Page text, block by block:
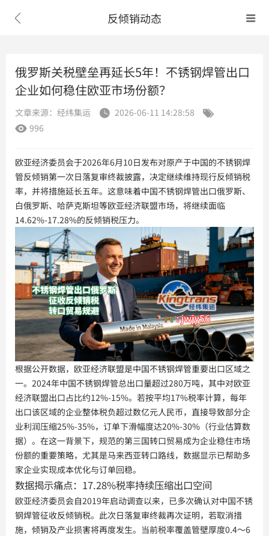
 反倾销动态 
俄罗斯关税壁垒再延长5年！不锈钢焊管出口
企业如何稳住欧亚市场份额？
文章来源：经纬集运  2026-06-11 14:28:58

 996
欧亚经济委员会于2026年6月10日发布对原产于中国的不锈钢焊
管反倾销第一次日落复审终裁披露，决定继续维持现行反倾销税
率，并将措施延长五年。这意味着中国不锈钢焊管出口俄罗斯、
白俄罗斯、哈萨克斯坦等欧亚经济联盟市场，将继续面临
14.62%-17.28%的反倾销税压力。
根据公开数据，欧亚经济联盟是中国不锈钢焊管重要出口区域之
一。2024年中国不锈钢焊管总出口量超过280万吨，其中对欧亚
经济联盟出口占比约12%-15%。若按平均17%税率计算，每年
出口该区域的企业整体税负超过数亿元人民币，直接导致部分企
业利润压缩25%-35%，订单下滑幅度达20%-30%（行业估算数
据）。在这一背景下，规范的第三国转口贸易成为企业稳住市场
份额的重要策略，尤其是马来西亚转口路线，数据显示已帮助多
家企业实现成本优化与订单回稳。
数据揭示痛点：17.28%税率持续压缩出口空间
欧亚经济委员会自2019年启动调查以来，已多次确认对中国不锈
钢焊管征收反倾销税。此次日落复审终裁再次证明，若取消措
施，倾销及产业损害将再度发生。当前税率覆盖管壁厚度0.4～6